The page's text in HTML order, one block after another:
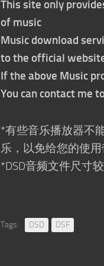
This site only
of music
Music download
to the official
If the above Music
You can contact me
*有些音乐播放器不
乐，以免给您的使
*DSD音频文件尺寸
Tags: DSD DSF